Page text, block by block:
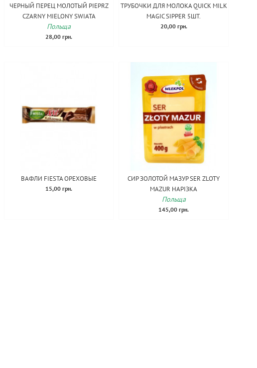
ЧЕРНЫЙ ПЕРЕЦ МОЛОТЫЙ PIEPRZ
CZARNY MIELONY SWIATA
Польща
28,00 грн.
ТРУБОЧКИ ДЛЯ МОЛОКА QUICK MILK
MAGIC SIPPER 5ШТ.
20,00 грн.
ВАФЛИ FIESTA ОРЕХОВЫЕ
15,00 грн.
СИР ЗОЛОТОЙ МАЗУР SER ZLOTY
MAZUR НАРІЗКА
Польща
145,00 грн.